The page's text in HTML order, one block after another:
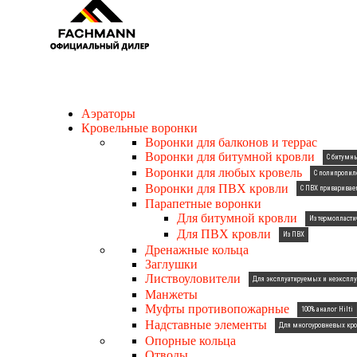
Аэраторы
Кровельные воронки
Воронки для балконов и террас
Воронки для битумной кровли
С
Воронки для любых кровель С
Воронки для ПВХ кровли С ПВХ
Парапетные воронки
Для битумной кровли
Из
Для ПВХ кровли Из ПВХ
Дренажные кольца
Заглушки
Листвоуловители
Для эксплуатируемых и
Манжеты
Муфты противопожарные
100% аналог Hilti
Надставные элементы Для многоуровневых
Опорные кольца